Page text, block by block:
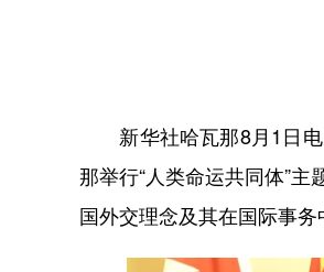
新华社哈瓦那8月1日电
那举行“人类命运共同体”
国外交理念及其在国际事务